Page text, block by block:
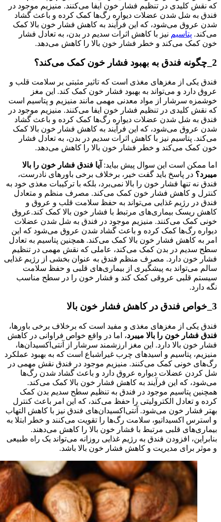
که نقش کلیدی در تنظیم فشار خون ایفا می‌کنند. منیزیم موجود در
فندق به شل شدن عضلات دیواره رگ‌ها کمک کرده و باعث گشاد
شدن عروق می‌شود، که این فرآیند به کاهش فشار خون بالا کمک
می‌کند. پتاسیم نیز با کاهش اثرات سدیم در بدن، به تعادل فشار
خون کمک می‌کند و خطر فشار خون بالا را کاهش می‌دهد.
2_چگونه فندق به بهبود فشار خون کمک می‌کند؟
فندق یکی از مغزهای مغذی است که تاثیر مثبتی بر سلامت قلب و
عروق دارد و می‌تواند به بهبود فشار خون کمک کند. این مغز
خوشمزه سرشار از مواد معدنی مهمی مانند منیزیم و پتاسیم است
که نقش کلیدی در تنظیم فشار خون ایفا می‌کنند. منیزیم موجود در
فندق به شل شدن عضلات دیواره رگ‌ها کمک کرده و باعث گشاد
شدن عروق می‌شود، که این فرآیند به کاهش فشار خون بالا کمک
می‌کند. پتاسیم نیز با کاهش اثرات سدیم در بدن، به تعادل فشار
خون کمک می‌کند و خطر فشار خون بالا را کاهش می‌دهد.
اما ممکن است این سوال پیش بیاید: آیا فندق فشار خون را بالا
میبرد؟ در پاسخ باید گفت خیر، برخلاف برخی باورهای نادرست،
فندق نه تنها فشار خون را بالا نمی‌برد، بلکه با ترکیبات مغذی خود به
کنترل و کاهش فشار خون کمک می‌کند. مصرف منظم و متعادل
فندق در رژیم غذایی می‌تواند به حفظ سلامت قلب و عروق و
کاهش ریسک بیماری‌های مرتبط با فشار خون بالا کمک کند.عروق
خونی کمک می‌کنند. منیزیم موجود در فندق به شل شدن عضلات
دیواره رگ‌ها کمک کرده و باعث گشاد شدن عروق می‌شود که این
امر به کاهش فشار خون بالا کمک می‌کند. همچنین پتاسیم به تعادل
سطح سدیم در بدن کمک می‌کند، عاملی که نقش مهمی در تنظیم
فشار خون دارد. مصرف منظم فندق به عنوان بخشی از رژیم غذایی
سالم می‌تواند به پیشگیری از بیماری‌های قلبی و حفظ سلامت
سیستم قلبی عروقی کمک کند و فشار خون را در سطح مناسب
نگه دارد.
3_خواص فندق در کاهش فشار خون بالا
فندق یکی از مغزهای مغذی و مفید است که برخلاف برخی باورها،
فندق فشار خون را بالا میبرد، اما در واقع خواص فراوانی در کاهش
فشار خون بالا دارد. این مغز ارزشمند سرشار از آنتی‌اکسیدان‌ها،
منیزیم، پتاسیم و اسیدهای چرب غیراشباع است که به بهبود عملکرد
رگ‌های خونی کمک می‌کنند. منیزیم موجود در فندق نقش مهمی در
شل کردن عضلات دیواره عروق دارد و باعث گشاد شدن رگ‌ها
می‌شود، که این فرآیند به کاهش فشار خون بالا کمک می‌کند.
همچنین پتاسیم موجود در فندق به تنظیم سطح سدیم بدن کمک
کرده و تعادل الکترولیتی را حفظ می‌کند، که این امر باعث کنترل
بهتر فشار خون می‌شود. آنتی‌اکسیدان‌های فندق نیز با کاهش التهاب
و استرس اکسیداتیو، سلامت رگ‌ها را تقویت می‌کنند و خطر ابتلا به
بیماری‌های قلبی مرتبط با فشار خون بالا را کاهش می‌دهند.
بنابراین، افزودن فندق به رژیم غذایی روزانه می‌تواند یک راه طبیعی
و موثر برای مدیریت و کاهش فشار خون بالا باشد.